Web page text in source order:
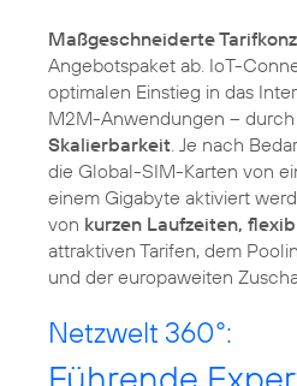
Maßgeschneiderte
Angebotspaket ab. IoT-
optimalen Einstieg in das
M2M-Anwendungen – durch
Skalierbarkeit. Je nach
die Global-SIM-Karten von
einem Gigabyte aktiviert
von kurzen Laufzeiten,
attraktiven Tarifen, dem
und der europaweiten
Netzwelt 360°: